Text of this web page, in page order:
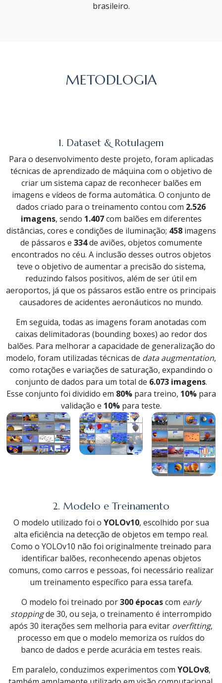
brasileiro.
METODLOGIA
1. Dataset & Rotulagem
Para o desenvolvimento deste projeto, foram aplicadas
técnicas de aprendizado de máquina com o objetivo de
criar um sistema capaz de reconhecer balões em
imagens e vídeos de forma automática. O conjunto de
dados criado para o treinamento contou com 2.526
imagens, sendo 1.407com balões em diferentes
distâncias, cores e condições de iluminação; 458imagens
de pássaros e 334de aviões, objetos comumente
encontrados no céu. A inclusão desses outros objetos
teve o objetivo de aumentar a precisão do sistema,
reduzindo falsos positivos, além de ser útil em
aeroportos, já que os pássaros estão entre os principais
causadores de acidentes aeronáuticos no mundo.
Em seguida, todas as imagens foram anotadas com
caixas delimitadoras (bounding boxes) ao redor dos
balões. Para melhorar a capacidade de generalização do
modelo, foram utilizadas técnicas de data augmentation,
como rotações e variações de saturação, expandindo o
conjunto de dados para um total de 6.073 imagens.
Esse conjunto foi dividido em 80%para treino, 10%para
validação e 10%para teste.
2. Modelo e Treinamento
O modelo utilizado foi o YOLOv10, escolhido por sua
alta eficiência na detecção de objetos em tempo real.
Como o YOLOv10 não foi originalmente treinado para
identificar balões, reconhecendo apenas objetos
comuns, como carros e pessoas, foi necessário realizar
um treinamento específico para essa tarefa.
O modelo foi treinado por300 épocascom early
stoppingde 30, ou seja, o treinamento é interrompido
após 30 iterações sem melhoria para evitar overfitting,
processo em que o modelo memoriza os ruídos do
banco de dados e perde acurácia em testes reais.
Em paralelo, conduzimos experimentos com YOLOv8,